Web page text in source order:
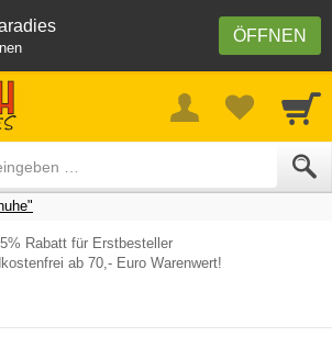
ÖFFNEN
5% Rabatt für Erstbesteller
ab 70,- Euro Warenwert!